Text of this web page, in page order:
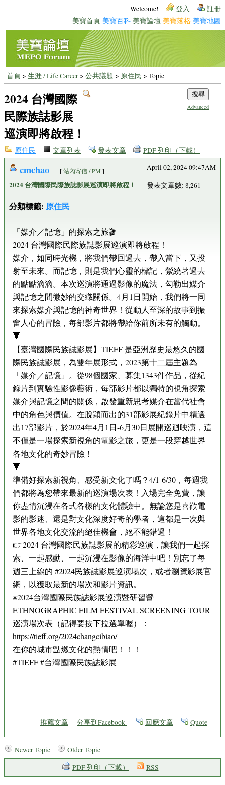
Welcome! 登入 註冊
美寶首頁 美寶百科 美寶論壇 美寶落格 美寶地圖
首頁> 生涯 / Life Career> 公共議題 > 原住民 > Topic
Advanced
2024 台灣國際
民際族誌影展
巡演即將啟程！
原住民 文章列表 發表文章 PDF 列印（下載）
cmchao [站內寄信 / PM ]
2024 台灣國際民際族誌影展巡演即將啟程！
分類標籤: 原住民
April 02, 2024 09:47AM
發表文章數: 8,261
「媒介／記憶」的探索之旅🎬
2024 台灣國際民際族誌影展巡演即將啟程！
媒介，如同時光機，將我們帶回過去，帶入當下，又投
射至未來。而記憶，則是我們心靈的標記，縈繞著過去
的點點滴滴。本次巡演將通過影像的魔法，勾勒出媒介
與記憶之間微妙的交織關係。4月1日開始，我們將一同
來探索媒介與記憶的神奇世界！從動人至深的故事到振
奮人心的冒險，每部影片都將帶給你前所未有的觸動。
🔻
【臺灣國際民族誌影展】TIEFF 是亞洲歷史最悠久的國
際民族誌影展，為雙年展形式，2023第十二屆主題為
「媒介／記憶」。從98個國家、募集1343件作品，從紀
錄片到實驗性影像藝術，每部影片都以獨特的視角探索
媒介與記憶之間的關係，啟發重新思考媒介在當代社會
中的角色與價值。在脫穎而出的31部影展紀錄片中精選
出17部影片，於2024年4月1日-6月30日展開巡迴映演，這
不僅是一場探索新視角的電影之旅，更是一段穿越世界
各地文化的奇妙冒險！
🔻
準備好探索新視角、感受新文化了嗎？4/1-6/30，每週我
們都將為您帶來最新的巡演場次表！入場完全免費，讓
你盡情沉浸在各式各樣的文化體驗中。無論您是喜歡電
影的影迷、還是對文化深度好奇的學者，這都是一次與
世界各地文化交流的絕佳機會，絕不能錯過！
👉2024 台灣國際民族誌影展的精彩巡演，讓我們一起探
索、一起感動、一起沉浸在影像的海洋中吧！別忘了每
週三上線的 #2024民族誌影展巡演場次，或者瀏覽影展官
網，以獲取最新的場次和影片資訊。
※2024台灣國際民族誌影展巡演暨研習營
ETHNOGRAPHIC FILM FESTIVAL SCREENING TOUR
巡演場次表（記得要按下拉選單喔）：
https://tieff.org/2024changcibiao/
在你的城市點燃文化的熱情吧！！！
#TIEFF #台灣國際民族誌影展
推薦文章 分享到Facebook 回應文章 Quote
Newer Topic
Older Topic
PDF 列印（下載）
RSS